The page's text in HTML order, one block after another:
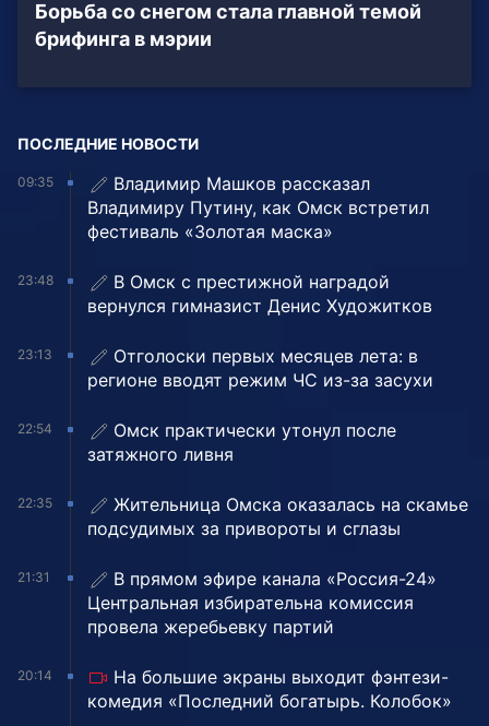
Борьба со снегом стала главной темой
брифинга в мэрии
ПОСЛЕДНИЕ НОВОСТИ
09:35
Владимир Машков рассказал
Владимиру Путину, как Омск встретил
фестиваль «Золотая маска»
23:48
В Омск с престижной наградой
вернулся гимназист Денис Художитков
23:13
Отголоски первых месяцев лета: в
регионе вводят режим ЧС из-за засухи
22:54
Омск практически утонул после
затяжного ливня
22:35
Жительница Омска оказалась на скамье
подсудимых за привороты и сглазы
21:31
В прямом эфире канала «Россия-24»
Центральная избирательна комиссия
провела жеребьевку партий
20:14
На большие экраны выходит фэнтези-
комедия «Последний богатырь. Колобок»